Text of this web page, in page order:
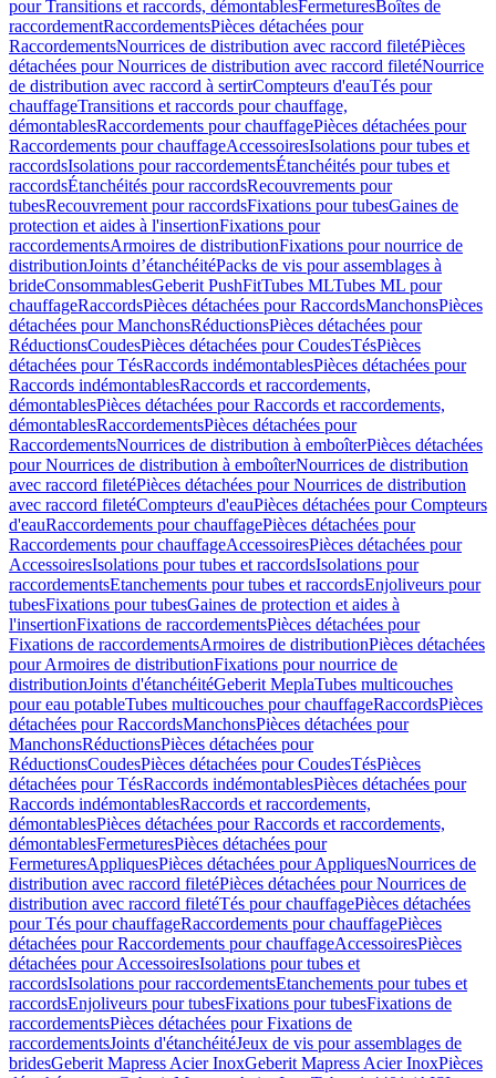
pour Transitions et raccords, démontablesFermeturesBoîtes de
raccordementRaccordementsPièces détachées pour
RaccordementsNourrices de distribution avec raccord filetéPièces
détachées pour Nourrices de distribution avec raccord filetéNourrice
de distribution avec raccord à sertirCompteurs d'eauTés pour
chauffageTransitions et raccords pour chauffage,
démontablesRaccordements pour chauffagePièces détachées pour
Raccordements pour chauffageAccessoiresIsolations pour tubes et
raccordsIsolations pour raccordementsÉtanchéités pour tubes et
raccordsÉtanchéités pour raccordsRecouvrements pour
tubesRecouvrement pour raccordsFixations pour tubesGaines de
protection et aides à l'insertionFixations pour
raccordementsArmoires de distributionFixations pour nourrice de
distributionJoints d’étanchéitéPacks de vis pour assemblages à
brideConsommablesGeberit PushFitTubes MLTubes ML pour
chauffageRaccordsPièces détachées pour RaccordsManchonsPièces
détachées pour ManchonsRéductionsPièces détachées pour
RéductionsCoudesPièces détachées pour CoudesTésPièces
détachées pour TésRaccords indémontablesPièces détachées pour
Raccords indémontablesRaccords et raccordements,
démontablesPièces détachées pour Raccords et raccordements,
démontablesRaccordementsPièces détachées pour
RaccordementsNourrices de distribution à emboîterPièces détachées
pour Nourrices de distribution à emboîterNourrices de distribution
avec raccord filetéPièces détachées pour Nourrices de distribution
avec raccord filetéCompteurs d'eauPièces détachées pour Compteurs
d'eauRaccordements pour chauffagePièces détachées pour
Raccordements pour chauffageAccessoiresPièces détachées pour
AccessoiresIsolations pour tubes et raccordsIsolations pour
raccordementsEtanchements pour tubes et raccordsEnjoliveurs pour
tubesFixations pour tubesGaines de protection et aides à
l'insertionFixations de raccordementsPièces détachées pour
Fixations de raccordementsArmoires de distributionPièces détachées
pour Armoires de distributionFixations pour nourrice de
distributionJoints d'étanchéitéGeberit MeplaTubes multicouches
pour eau potableTubes multicouches pour chauffageRaccordsPièces
détachées pour RaccordsManchonsPièces détachées pour
ManchonsRéductionsPièces détachées pour
RéductionsCoudesPièces détachées pour CoudesTésPièces
détachées pour TésRaccords indémontablesPièces détachées pour
Raccords indémontablesRaccords et raccordements,
démontablesPièces détachées pour Raccords et raccordements,
démontablesFermeturesPièces détachées pour
FermeturesAppliquesPièces détachées pour AppliquesNourrices de
distribution avec raccord filetéPièces détachées pour Nourrices de
distribution avec raccord filetéTés pour chauffagePièces détachées
pour Tés pour chauffageRaccordements pour chauffagePièces
détachées pour Raccordements pour chauffageAccessoiresPièces
détachées pour AccessoiresIsolations pour tubes et
raccordsIsolations pour raccordementsEtanchements pour tubes et
raccordsEnjoliveurs pour tubesFixations pour tubesFixations de
raccordementsPièces détachées pour Fixations de
raccordementsJoints d'étanchéitéJeux de vis pour assemblages de
bridesGeberit Mapress Acier InoxGeberit Mapress Acier InoxPièces